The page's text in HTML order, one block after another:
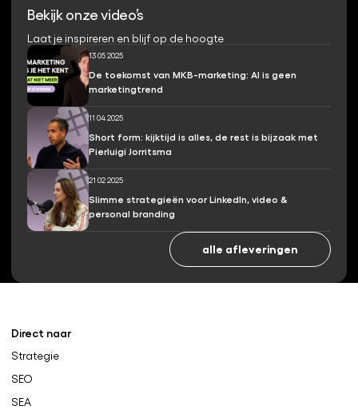
Bekijk onze video’s
Laat je inspireren en blijf op de hoogte
13 05 2025
De toekomst van MKB-marketing: AI is geen
marketingtrend
11 04 2025
Short form: kijktijd is alles, de rest is bijzaak met
Pierluigi Jorritsma
21 02 2025
Slimme strategieën voor LinkedIn, video &
personal branding
alle afleveringen
Direct naar
Strategie
SEO
SEA